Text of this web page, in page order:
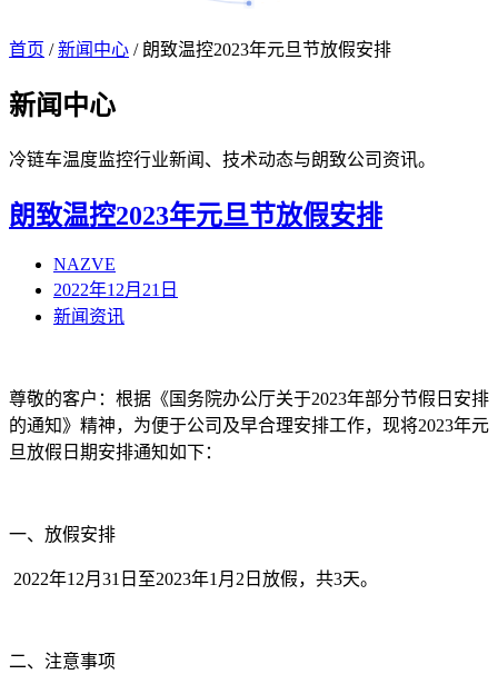
首页 / 新闻中心 / 朗致温控2023年元旦节放假安排
新闻 中心
冷链车温度监控行业新闻、技术动态与朗致公司资讯。
朗致温控2023年元旦节放假安排
NAZVE
2022年12月21日
新闻资讯
尊敬的客户：根据《国务院办公厅关于2023年部分节假日安排
的通知》精神，为便于公司及早合理安排工作，现将2023年元
旦放假日期安排通知如下：
一、放假安排
2022年12月31日至2023年1月2日放假，共3天。
二、注意事项